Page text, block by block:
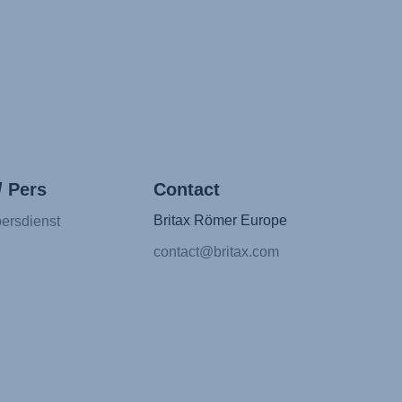
Pers Contact
Britax Römer Europe
contact@britax.com